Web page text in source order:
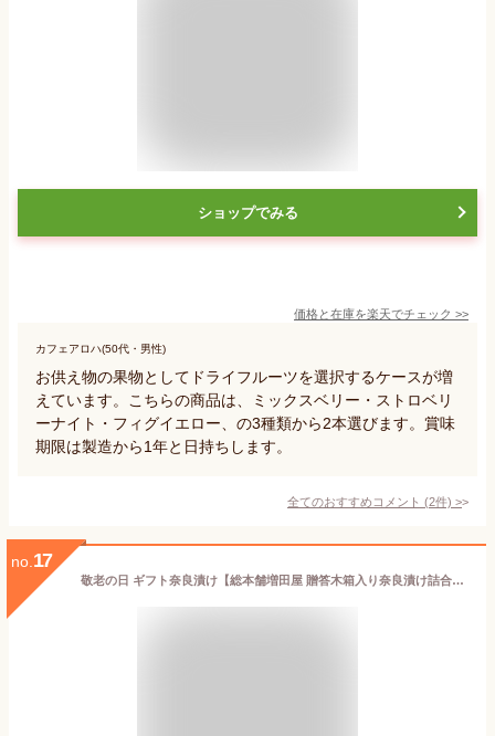
ショップでみる
価格と在庫を楽天でチェック >>
カフェアロハ(50代・男性)
お供え物の果物としてドライフルーツを選択するケースが増
えています。こちらの商品は、ミックスベリー・ストロベリ
ーナイト・フィグイエロー、の3種類から2本選びます。賞味
期限は製造から1年と日持ちします。
全てのおすすめコメント (2件) >
no. 17
敬老の日 ギフト奈良漬け【総本舗増田屋 贈答木箱入り奈良漬け詰合せ其の弐 瓜1本 大根150g 胡瓜120g】お取り寄せ 手土産 送料無料 国産 老舗 奈良漬け 食べ比べ 人気 プレゼント 孫 贈答品 お返し 奈良 御祝 御礼 ならづけ なら漬け うり きゅうり 漬物 酒粕